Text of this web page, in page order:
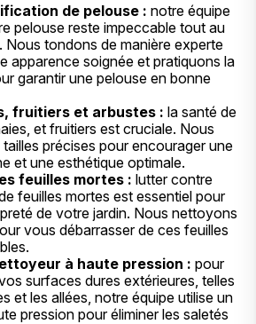
de pelouse : notre équipe
pelouse reste impeccable tout au
Nous tondons de manière experte
apparence soignée et pratiquons la
garantir une pelouse en bonne
fruitiers et arbustes : la santé de
et fruitiers est cruciale. Nous
précises pour encourager une
et une esthétique optimale.
feuilles mortes : lutter contre
feuilles mortes est essentiel pour
de votre jardin. Nous nettoyons
vous débarrasser de ces feuilles
à haute pression : pour
surfaces dures extérieures, telles
et les allées, notre équipe utilise un
pression pour éliminer les saletés